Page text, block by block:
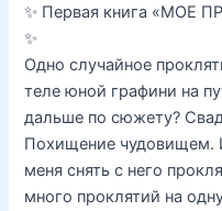
✨ Первая книга «МОЕ
✨
Одно случайное
теле юной графини на
дальше по сюжету?
Похищение чудовищем.
меня снять с него
много проклятий на